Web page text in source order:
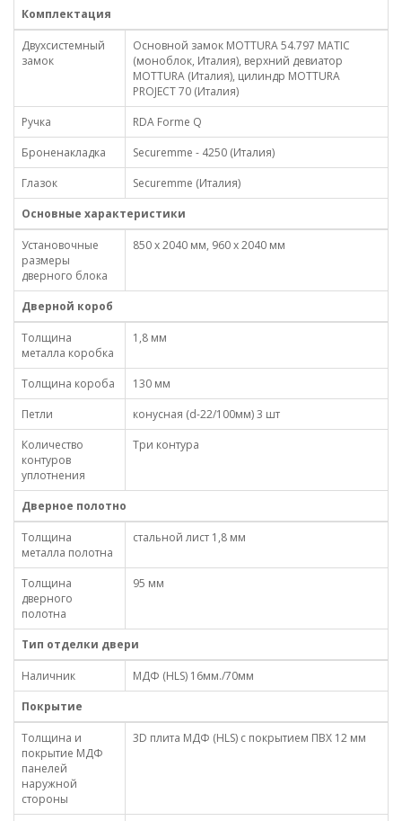
Комплектация
Двухсистемный
замок
Основной замок MOTTURA 54.797 MATIC
(моноблок, Италия), верхний девиатор
MOTTURA (Италия), цилиндр MOTTURA
PROJECT 70 (Италия)
Ручка
RDA Forme Q
Броненакладка
Securemme - 4250 (Италия)
Глазок
Securemme (Италия)
Основные характеристики
Установочные
размеры
дверного блока
850 x 2040 мм, 960 x 2040 мм
Дверной короб
Толщина
металла коробка
1,8 мм
Толщина короба
130 мм
Петли
конусная (d-22/100мм) 3 шт
Количество
контуров
уплотнения
Три контура
Дверное полотно
Толщина
металла полотна
стальной лист 1,8 мм
Толщина
дверного
полотна
95 мм
Тип отделки двери
Наличник
МДФ (HLS) 16мм./70мм
Покрытие
Толщина и
покрытие МДФ
панелей
наружной
стороны
3D плита МДФ (HLS) с покрытием ПВХ 12 мм